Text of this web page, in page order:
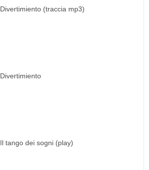
Divertimiento (traccia mp3)
Divertimiento
Il tango dei sogni (play)